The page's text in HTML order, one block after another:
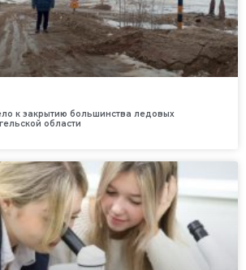
к закрытию большинства ледовых
области